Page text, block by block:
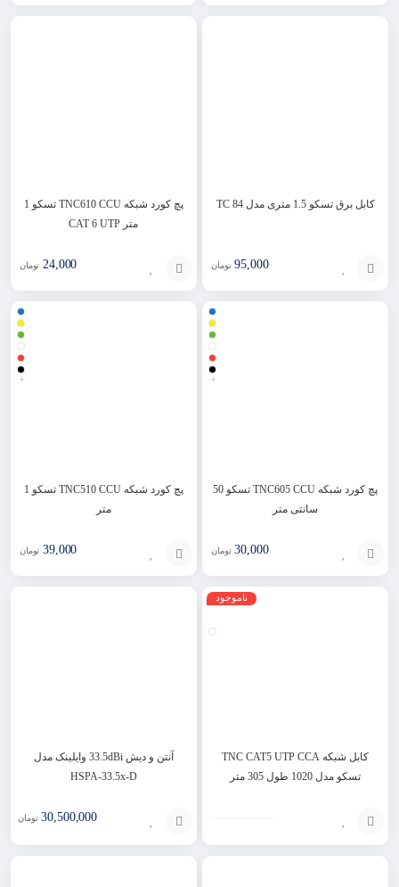
انتخاب
افزودن
کابل برق تسکو 1.5 متری مدل TC 84
95,000 تومان
پچ کورد شبکه TNC610 CCU تسکو 1
متر CAT 6 UTP
24,000 تومان
+
پچ کورد شبکه TNC605 CCU تسکو 50
سانتی متر
30,000 تومان
+
پچ کورد شبکه TNC510 CCU تسکو 1
متر
39,000 تومان
ناموجود
کابل شبکه TNC CAT5 UTP CCA
تسکو مدل 1020 طول 305 متر
انتخاب
آنتن و دیش 33.5dBi وایلینک مدل
HSPA-33.5x-D
30,500,000 تومان
افزودن